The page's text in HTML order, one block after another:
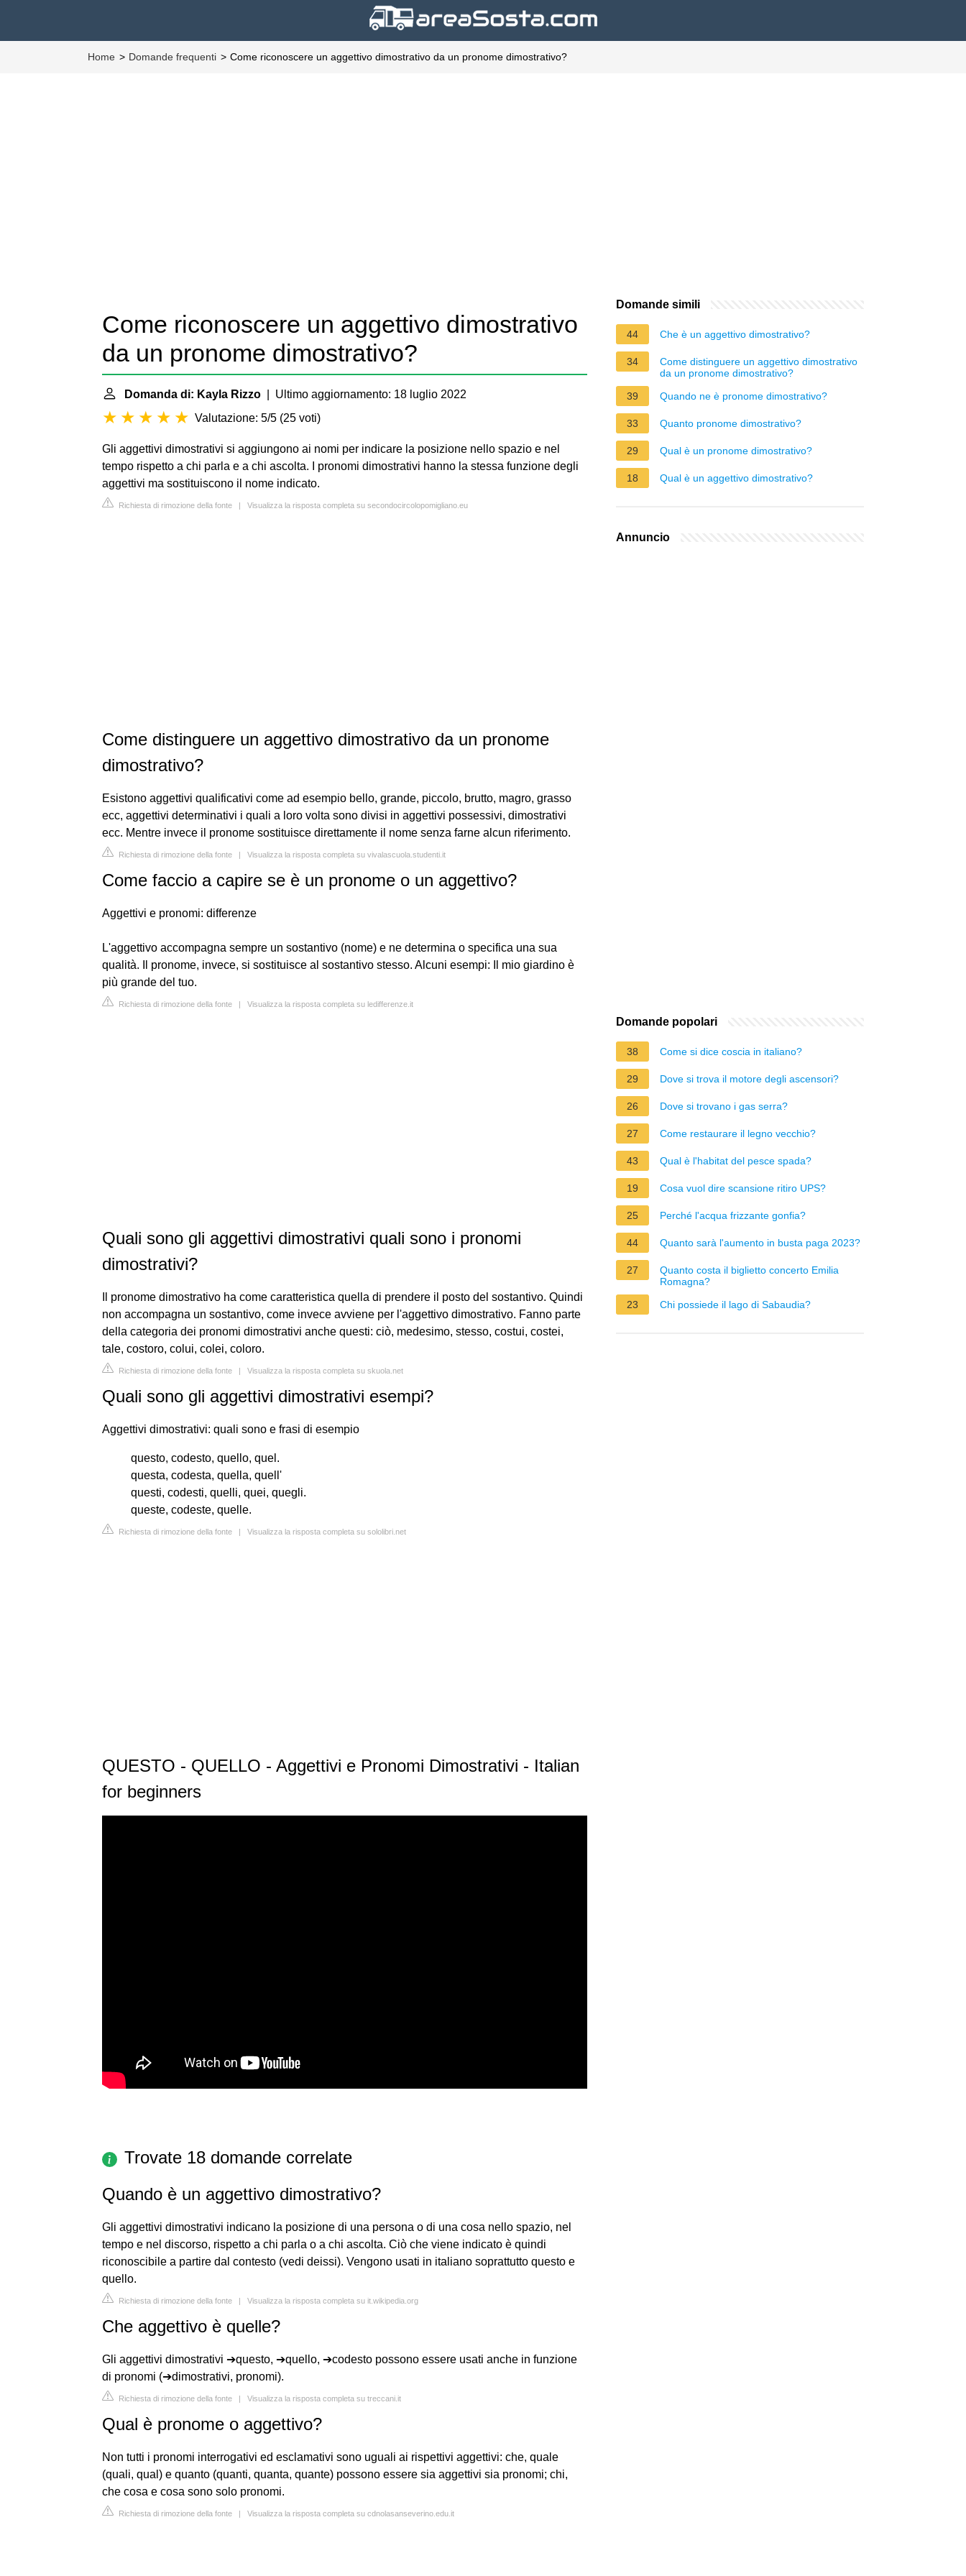
Home Domande frequenti Come riconoscere un aggettivo dimostrativo da un pronome dimostrativo?
Come riconoscere un aggettivo dimostrativo
da un pronome dimostrativo?
Domanda di: Kayla Rizzo | Ultimo aggiornamento: 18 luglio 2022
Valutazione: 5/5 (25 voti)
Gli aggettivi dimostrativi si aggiungono ai nomi per indicare la posizione nello spazio e nel
tempo rispetto a chi parla e a chi ascolta. I pronomi dimostrativi hanno la stessa funzione degli
aggettivi ma sostituiscono il nome indicato.
Richiesta di rimozione della fonte | Visualizza la risposta completa su secondocircolopomigliano.eu
Come distinguere un aggettivo dimostrativo da un pronome
dimostrativo?
Esistono aggettivi qualificativi come ad esempio bello, grande, piccolo, brutto, magro, grasso
ecc, aggettivi determinativi i quali a loro volta sono divisi in aggettivi possessivi, dimostrativi
ecc. Mentre invece il pronome sostituisce direttamente il nome senza farne alcun riferimento.
Richiesta di rimozione della fonte | Visualizza la risposta completa su vivalascuola.studenti.it
Come faccio a capire se è un pronome o un aggettivo?
Aggettivi e pronomi: differenze
L'aggettivo accompagna sempre un sostantivo (nome) e ne determina o specifica una sua
qualità. Il pronome, invece, si sostituisce al sostantivo stesso. Alcuni esempi: Il mio giardino è
più grande del tuo.
Richiesta di rimozione della fonte | Visualizza la risposta completa su ledifferenze.it
Quali sono gli aggettivi dimostrativi quali sono i pronomi
dimostrativi?
Il pronome dimostrativo ha come caratteristica quella di prendere il posto del sostantivo. Quindi
non accompagna un sostantivo, come invece avviene per l'aggettivo dimostrativo. Fanno parte
della categoria dei pronomi dimostrativi anche questi: ciò, medesimo, stesso, costui, costei,
tale, costoro, colui, colei, coloro.
Richiesta di rimozione della fonte | Visualizza la risposta completa su skuola.net
Quali sono gli aggettivi dimostrativi esempi?
Aggettivi dimostrativi: quali sono e frasi di esempio
questo, codesto, quello, quel.
questa, codesta, quella, quell'
questi, codesti, quelli, quei, quegli.
queste, codeste, quelle.
Richiesta di rimozione della fonte | Visualizza la risposta completa su sololibri.net
QUESTO - QUELLO - Aggettivi e Pronomi Dimostrativi - Italian
for beginners
Trovate 18 domande correlate
Quando è un aggettivo dimostrativo?
Gli aggettivi dimostrativi indicano la posizione di una persona o di una cosa nello spazio, nel
tempo e nel discorso, rispetto a chi parla o a chi ascolta. Ciò che viene indicato è quindi
riconoscibile a partire dal contesto (vedi deissi). Vengono usati in italiano soprattutto questo e
quello.
Richiesta di rimozione della fonte | Visualizza la risposta completa su it.wikipedia.org
Che aggettivo è quelle?
Gli aggettivi dimostrativi ➔questo, ➔quello, ➔codesto possono essere usati anche in funzione
di pronomi (➔dimostrativi, pronomi).
Richiesta di rimozione della fonte | Visualizza la risposta completa su treccani.it
Qual è pronome o aggettivo?
Non tutti i pronomi interrogativi ed esclamativi sono uguali ai rispettivi aggettivi: che, quale
(quali, qual) e quanto (quanti, quanta, quante) possono essere sia aggettivi sia pronomi; chi,
che cosa e cosa sono solo pronomi.
Richiesta di rimozione della fonte | Visualizza la risposta completa su cdnolasanseverino.edu.it
Domande simili
44 Che è un aggettivo dimostrativo?
34
Come distinguere un aggettivo dimostrativo
da un pronome dimostrativo?
39
Quando ne è pronome dimostrativo?
33 Quanto pronome dimostrativo?
29 Qual è un pronome dimostrativo?
18 Qual è un aggettivo dimostrativo?
Annuncio
Domande popolari
38 Come si dice coscia in italiano?
29 Dove si trova il motore degli ascensori?
26 Dove si trovano i gas serra?
27 Come restaurare il legno vecchio?
43 Qual è l'habitat del pesce spada?
19 Cosa vuol dire scansione ritiro UPS?
25 Perché l'acqua frizzante gonfia?
44 Quanto sarà l'aumento in busta paga 2023?
27
Quanto costa il biglietto concerto Emilia
Romagna?
23
Chi possiede il lago di Sabaudia?